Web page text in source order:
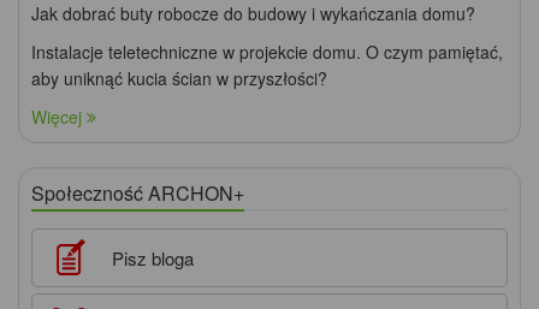
Jak dobrać buty robocze do budowy i wykańczania domu?
Instalacje teletechniczne w projekcie domu. O czym pamiętać,
aby uniknąć kucia ścian w przyszłości?
Więcej
Społeczność ARCHON+
Pisz bloga